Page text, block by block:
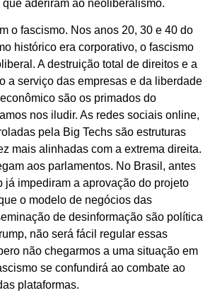
aderiram ao neoliberalismo.
o fascismo. Nos anos 20, 30 e 40 do
histórico era corporativo, o fascismo
A destruição total de direitos e a
a serviço das empresas e da liberdade
são os primados do
nos iludir. As redes sociais online,
pela Big Techs são estruturas
mais alinhadas com a extrema direita.
aos parlamentos. No Brasil, antes
já impediram a aprovação do projeto
o modelo de negócios das
de desinformação são política
não será fácil regular essas
não chegarmos a uma situação em
se confundirá ao combate ao
plataformas.